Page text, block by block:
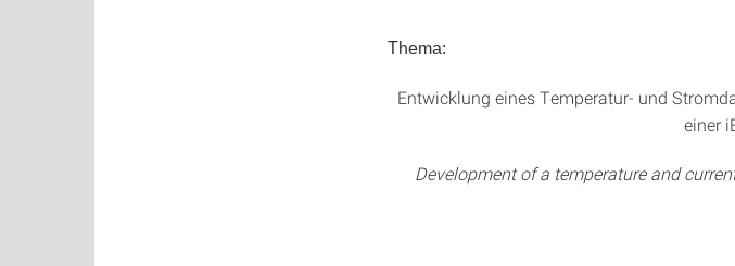
Thema:
Entwicklung eines Temperatur- und
einer
Development of a temperature and